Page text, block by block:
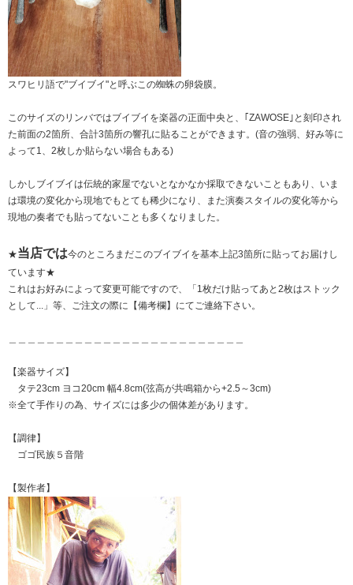
スワヒリ語で"ブイブイ"と呼ぶこの蜘蛛の卵袋膜。
このサイズのリンバではブイブイを楽器の正面中央と、｢ZAWOSE｣と刻印され
た前面の2箇所、合計3箇所の響孔に貼ることができます。(音の強弱、好み等に
よって1、2枚しか貼らない場合もある)
しかしブイブイは伝統的家屋でないとなかなか採取できないこともあり、いま
は環境の変化から現地でもとても稀少になり、また演奏スタイルの変化等から
現地の奏者でも貼ってないことも多くなりました。
★当店では今のところまだこのブイブイを基本上記3箇所に貼ってお届けし
ています★
これはお好みによって変更可能ですので、「1枚だけ貼ってあと2枚はストック
として...」等、ご注文の際に【備考欄】にてご連絡下さい。
【楽器サイズ】
タテ23cm ヨコ20cm 幅4.8cm(弦高が共鳴箱から+2.5～3cm)
※全て手作りの為、サイズには多少の個体差があります。
【調律】
ゴゴ民族５音階
【製作者】